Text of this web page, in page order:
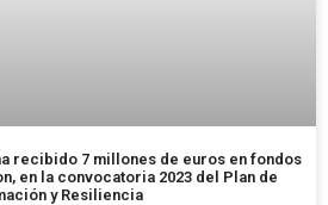
recibido 7 millones de euros en fondos
en la convocatoria 2023 del Plan de
y Resiliencia